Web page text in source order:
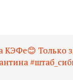
Только